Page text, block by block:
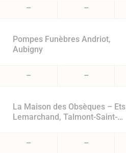
– –
Pompes Funèbres Andriot,
Aubigny
– –
La Maison des Obsèques – Ets
Lemarchand, Talmont-Saint-
– –